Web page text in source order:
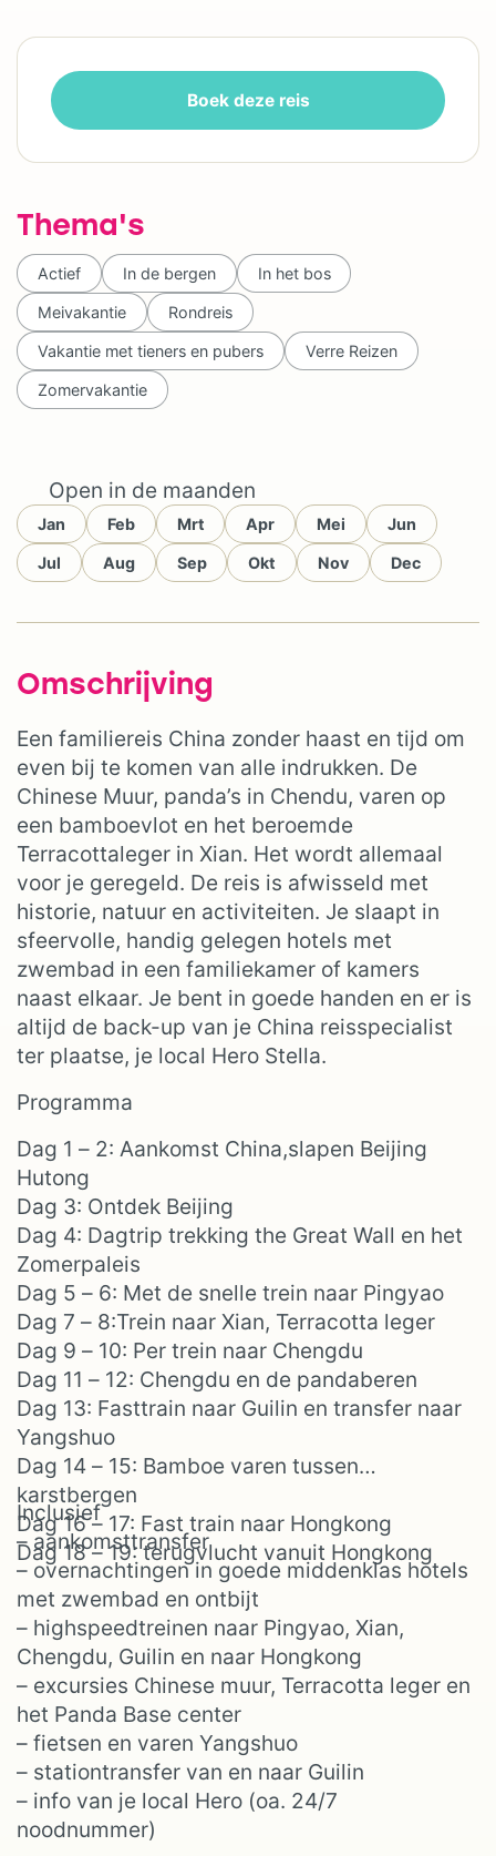
Open in de maanden
Jan Feb Mrt Apr Mei Jun
Jul Aug Sep Okt Nov Dec
Omschrijving
Een familiereis China zonder haast en tijd om
even bij te komen van alle indrukken. De
Chinese Muur, panda’s in Chendu, varen op
een bamboevlot en het beroemde
Terracottaleger in Xian. Het wordt allemaal
voor je geregeld. De reis is afwisseld met
historie, natuur en activiteiten. Je slaapt in
sfeervolle, handig gelegen hotels met
zwembad in een familiekamer of kamers
naast elkaar. Je bent in goede handen en er is
altijd de back-up van je China reisspecialist
ter plaatse, je local Hero Stella.
Programma
Dag 1 – 2: Aankomst China,slapen Beijing
Hutong
Dag 3: Ontdek Beijing
Dag 4: Dagtrip trekking the Great Wall en het
Zomerpaleis
Dag 5 – 6: Met de snelle trein naar Pingyao
Dag 7 – 8:Trein naar Xian, Terracotta leger
Dag 9 – 10: Per trein naar Chengdu
Dag 11 – 12: Chengdu en de pandaberen
Dag 13: Fasttrain naar Guilin en transfer naar
Yangshuo
Dag 14 – 15: Bamboe varen tussen
karstbergen
Dag 16 – 17: Fast train naar Hongkong
Dag 18 – 19: terugvlucht vanuit Hongkong
Inclusief
– aankomsttransfer
– overnachtingen in goede middenklas hotels
met zwembad en ontbijt
– highspeedtreinen naar Pingyao, Xian,
Chengdu, Guilin en naar Hongkong
– excursies Chinese muur, Terracotta leger en
het Panda Base center
– fietsen en varen Yangshuo
– stationtransfer van en naar Guilin
– info van je local Hero (oa. 24/7
noodnummer)
Boek deze reis
Thema's
Actief In de bergen In het bos
Meivakantie Rondreis
Vakantie met tieners en pubers Verre Reizen
Zomervakantie